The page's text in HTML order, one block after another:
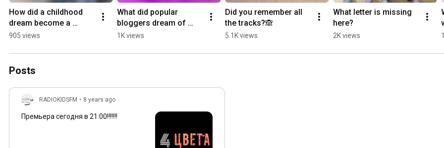
How did a childhood
dream become a
lifestyle?
905 views
What did popular
bloggers dream of
becoming as kids?
wanted to make videos!
1K views
Did you remember all
the tracks?🙈
5.1K views
What letter is missing
here?
2K views
Posts
RADIOKIDSFM • 8 years ago
Премьера сегодня в 21:00!!!!!!!